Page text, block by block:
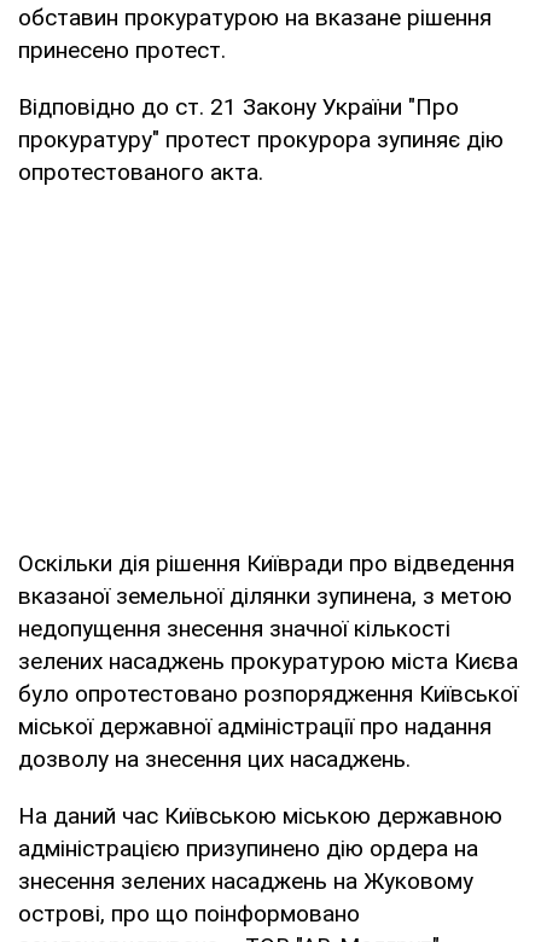
обставин прокуратурою на вказане рішення
принесено протест.
Відповідно до ст. 21 Закону України "Про
прокуратуру" протест прокурора зупиняє дію
опротестованого акта.
Оскільки дія рішення Київради про відведення
вказаної земельної ділянки зупинена, з метою
недопущення знесення значної кількості
зелених насаджень прокуратурою міста Києва
було опротестовано розпорядження Київської
міської державної адміністрації про надання
дозволу на знесення цих насаджень.
На даний час Київською міською державною
адміністрацією призупинено дію ордера на
знесення зелених насаджень на Жуковому
острові, про що поінформовано